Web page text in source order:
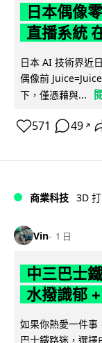
日本偶像
直播系統
日本 AI 技術界近
偶像前
下，僅憑藉與...
571 49 ↗
商業科技 3D
Vin 1 日
中三巴士
水撥識郁
如果你熱愛一件事
巴士鐵路迷，選